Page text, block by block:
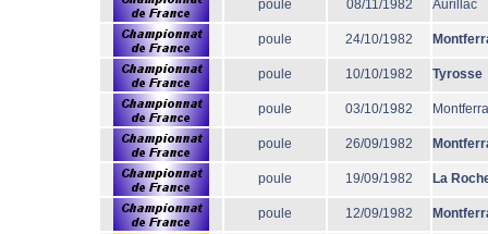
poule 08/11/1982 Aurillac
poule 24/10/1982
poule 10/10/1982 Tyrosse
poule 03/10/1982
poule 26/09/1982
poule 19/09/1982 La
poule 12/09/1982